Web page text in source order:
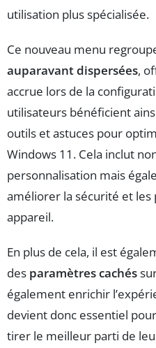
utilisation plus spécialisée.
Ce nouveau menu
auparavant dispersées,
accrue lors de la
utilisateurs bénéficient
outils et astuces pour
Windows 11. Cela inclut
personnalisation mais
améliorer la sécurité et
appareil.
En plus de cela, il est
des paramètres cachés
également enrichir
devient donc essentiel
tirer le meilleur parti de